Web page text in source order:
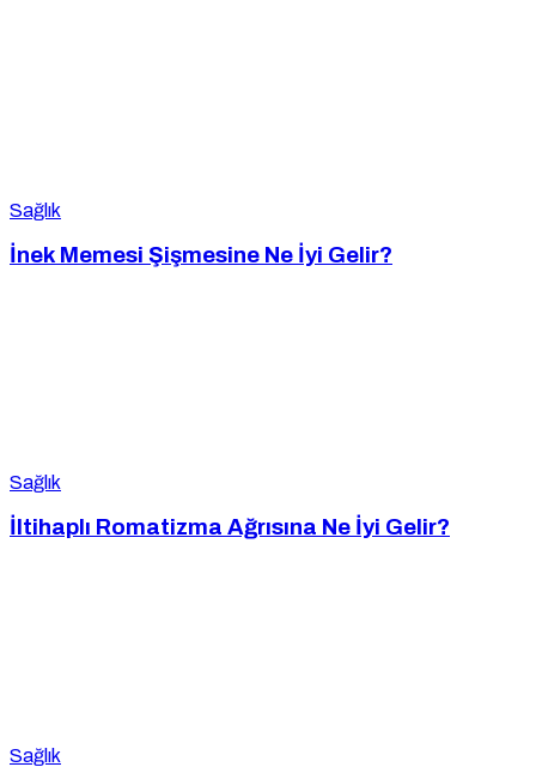
Sağlık
İnek Memesi Şişmesine Ne İyi Gelir?
Sağlık
İltihaplı Romatizma Ağrısına Ne İyi Gelir?
Sağlık